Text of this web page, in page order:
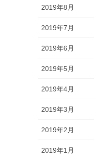
2019年8月
2019年7月
2019年6月
2019年5月
2019年4月
2019年3月
2019年2月
2019年1月